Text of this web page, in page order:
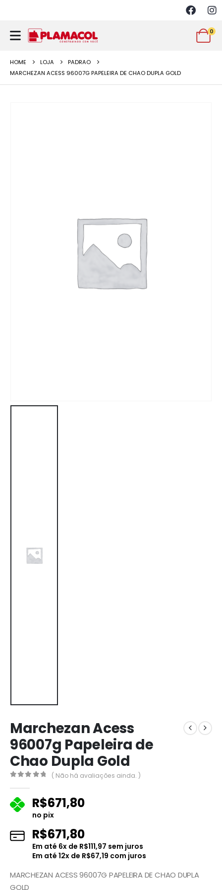
0
HOME LOJA
PADRAO
MARCHEZAN ACESS 96007G PAPELEIRA DE CHAO DUPLA GOLD
Marchezan Acess
96007g Papeleira de
Chao Dupla Gold
( Não há avaliações ainda. )
R$671,80
no pix
R$671,80
Em até 6x de R$111,97 sem juros
Em até 12x de R$67,19 com juros
MARCHEZAN ACESS 96007G PAPELEIRA DE CHAO DUPLA
GOLD